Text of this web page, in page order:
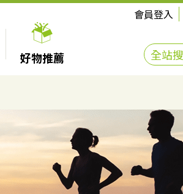
會員登入
好物推薦